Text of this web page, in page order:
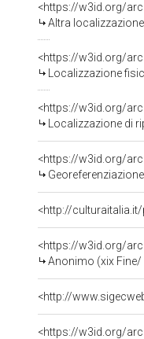
<https://w3id.org/
Altra
<https://w3id.org/
Localizzazione
<https://w3id.org/
Localizzazione di
<https://w3id.org/
<http://
<https://w3id.org/
Anonimo (xix Fine/
<http://
<https://w3id.org/